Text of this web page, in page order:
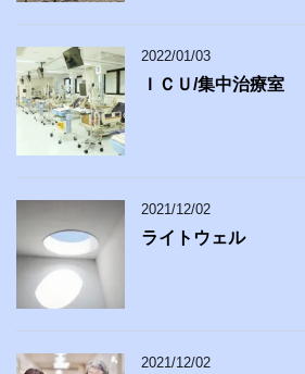
2022/01/03
ＩＣＵ/集中治療室
2021/12/02
ライトウェル
2021/12/02